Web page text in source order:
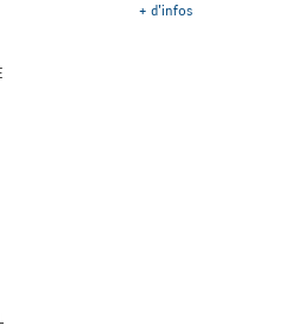
+ d'infos